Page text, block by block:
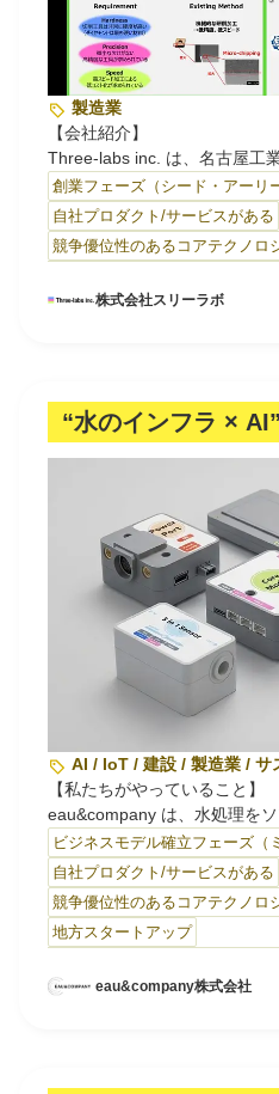
製造業
【会社紹介】
Three‑labs inc. は、名古屋工
究成果を社会実装するために
企業です。
主に「精密加工（切削、レー
加工技術）」 と「トライボロ
の表面現象の研究）」をコア
しています。
高エネルギーレーザーパルス
作る技術。特に高硬度材料（
ど）にも対応可能で、従来に
の鋭利化や使用済み工具の再
・技術コンサルティング事業
製造業におけるトライ…
創業フェーズ（シード・アーリ
自社プロダクト/サービスがある
競争優位性のあるコアテクノロ
株式会社スリーラボ
“水のインフラ ×
AI / IoT / 建設 / 製造業 / サ
【私たちがやっていること】
eau&company は、水処理を
タートアップです。AI型の水
「Mizdel OS」を軸に、大規模
で、水処理の運転を効率化・
います。
水は社会の土台でありながら
ビジネスモデル確立フェーズ（
自社プロダクト/サービスがある
競争優位性のあるコアテクノロ
地方スタートアップ
eau&company株式会社